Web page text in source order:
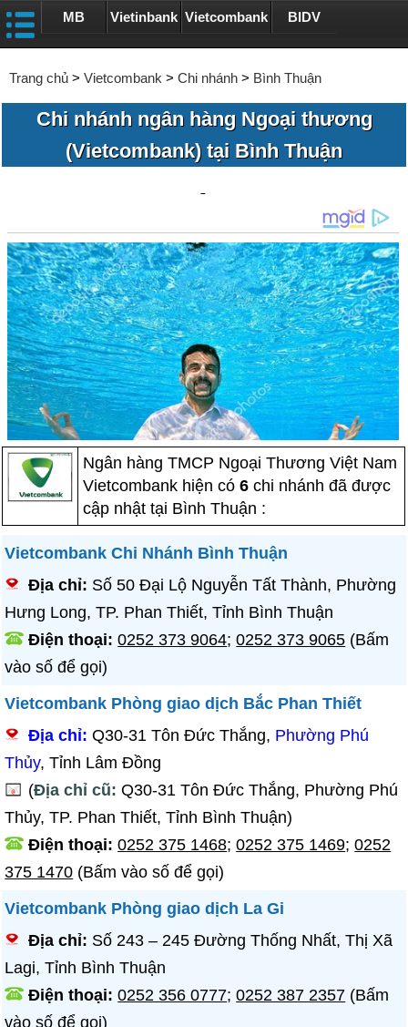
MB Vietinbank Vietcombank BIDV
Trang chủ > Vietcombank > Chi nhánh > Bình Thuận
Chi nhánh ngân hàng Ngoại thương
(Vietcombank) tại Bình Thuận
Ngân hàng TMCP Ngoại Thương Việt Nam
Vietcombank hiện có6 chi nhánh đã được
cập nhật tại Bình Thuận :
Vietcombank Chi Nhánh Bình Thuận
Địa chỉ: Số 50 Đại Lộ Nguyễn Tất Thành, Phường
Hưng Long, TP. Phan Thiết, Tỉnh Bình Thuận
Điện thoại:0252 373 9064;0252 373 9065 (Bấm
vào số để gọi)
Vietcombank Phòng giao dịch Bắc Phan Thiết
Địa chỉ:Q30-31 Tôn Đức Thắng, Phường Phú
Thủy, Tỉnh Lâm Đồng
(Địa chỉ cũ:Q30-31 Tôn Đức Thắng, Phường Phú
Thủy, TP. Phan Thiết, Tỉnh Bình Thuận)
Điện thoại:0252 375 1468;0252 375 1469;0252
375 1470 (Bấm vào số để gọi)
Vietcombank Phòng giao dịch La Gi
Địa chỉ: Số 243 – 245 Đường Thống Nhất, Thị Xã
Lagi, Tỉnh Bình Thuận
Điện thoại:0252 356 0777;0252 387 2357 (Bấm
vào số để gọi)